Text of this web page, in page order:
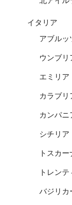
イタリア
アブルッ
ウンブリ
エミリア
カラブリ
カンパニ
シチリア
トスカー
トレン
バジリカ